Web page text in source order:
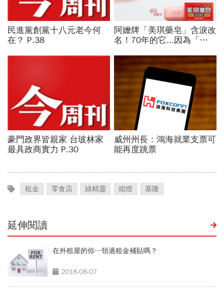
租金 零食店 綠精靈 熄燈 基隆
延伸閱讀
在外租屋的你…領過租金補貼嗎？
2018-08-07